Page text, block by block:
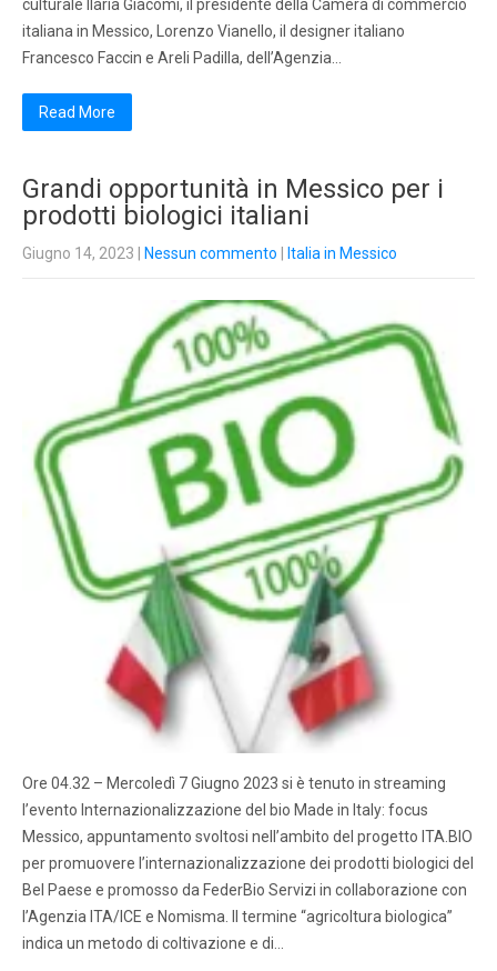
culturale Ilaria Giacomi, il presidente della Camera di commercio
italiana in Messico, Lorenzo Vianello, il designer italiano
Francesco Faccin e Areli Padilla, dell’Agenzia…
Read More
Grandi opportunità in Messico per i
prodotti biologici italiani
Giugno 14, 2023 Nessun commento Italia in Messico
Ore 04.32 – Mercoledì 7 Giugno 2023 si è tenuto in streaming
l’evento Internazionalizzazione del bio Made in Italy: focus
Messico, appuntamento svoltosi nell’ambito del progetto ITA.BIO
per promuovere l’internazionalizzazione dei prodotti biologici del
Bel Paese e promosso da FederBio Servizi in collaborazione con
l’Agenzia ITA/ICE e Nomisma. Il termine “agricoltura biologica”
indica un metodo di coltivazione e di…